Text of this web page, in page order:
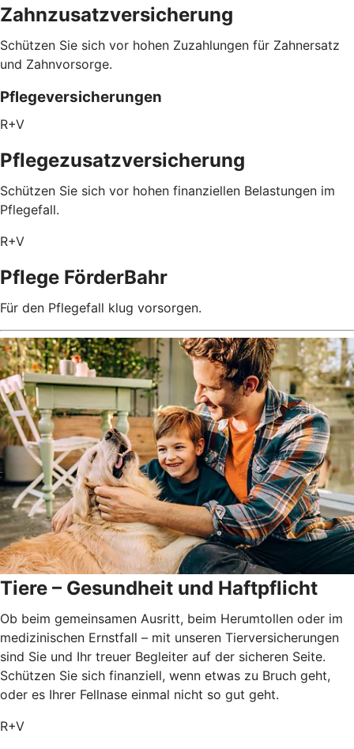
Zahnzusatzversicherung
Schützen Sie sich vor hohen Zuzahlungen für Zahnersatz
und Zahnvorsorge.
Pflegeversicherungen
R+V
Pflegezusatz­versicherung
Schützen Sie sich vor hohen finanziellen Belastungen im
Pflegefall.
R+V
Pflege FörderBahr
Für den Pflegefall klug vorsorgen.
Tiere – Gesundheit und Haftpflicht
Ob beim gemeinsamen Ausritt, beim Herumtollen oder im
medizinischen Ernstfall – mit unseren Tierversicherungen
sind Sie und Ihr treuer Begleiter auf der sicheren Seite.
Schützen Sie sich finanziell, wenn etwas zu Bruch geht,
oder es Ihrer Fellnase einmal nicht so gut geht.
R+V